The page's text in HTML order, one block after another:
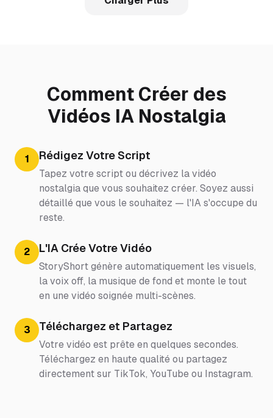
Comment Créer des
Vidéos IA Nostalgia
1 Rédigez Votre Script
Tapez votre script ou décrivez la vidéo
nostalgia que vous souhaitez créer. Soyez aussi
détaillé que vous le souhaitez — l'IA s'occupe du
reste.
2 L'IA Crée Votre Vidéo
StoryShort génère automatiquement les visuels,
la voix off, la musique de fond et monte le tout
en une vidéo soignée multi-scènes.
3 Téléchargez et Partagez
Votre vidéo est prête en quelques secondes.
Téléchargez en haute qualité ou partagez
directement sur TikTok, YouTube ou Instagram.